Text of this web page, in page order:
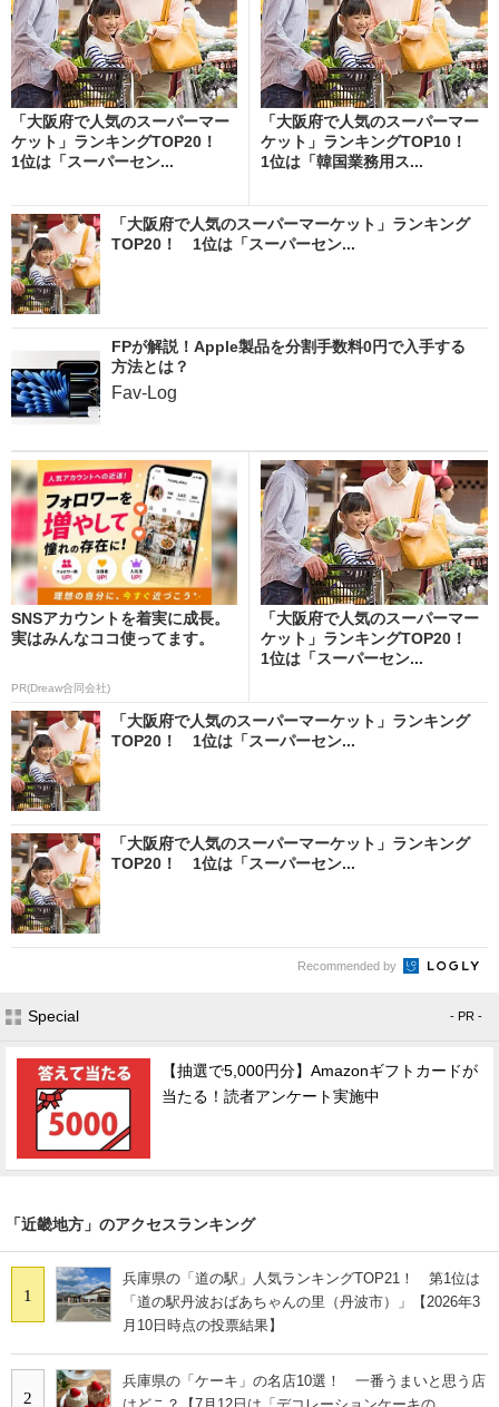
「大阪府で人気のスーパーマー
ケット」ランキングTOP20！
1位は「スーパーセン...
「大阪府で人気のスーパーマー
ケット」ランキングTOP10！
1位は「韓国業務用ス...
「大阪府で人気のスーパーマーケット」ランキング
TOP20！ 1位は「スーパーセン...
FPが解説！Apple製品を分割手数料0円で入手する
方法とは？
Fav-Log
SNSアカウントを着実に成長。
実はみんなココ使ってます。
PR(Dreaw合同会社)
「大阪府で人気のスーパーマー
ケット」ランキングTOP20！
1位は「スーパーセン...
「大阪府で人気のスーパーマーケット」ランキング
TOP20！ 1位は「スーパーセン...
「大阪府で人気のスーパーマーケット」ランキング
TOP20！ 1位は「スーパーセン...
Recommended by
Special - PR -
【抽選で5,000円分】Amazonギフトカードが
当たる！読者アンケート実施中
「近畿地方」のアクセスランキング
1
兵庫県の「道の駅」人気ランキングTOP21！ 第1位は
「道の駅丹波おばあちゃんの里（丹波市）」【2026年3
月10日時点の投票結果】
2
兵庫県の「ケーキ」の名店10選！ 一番うまいと思う店